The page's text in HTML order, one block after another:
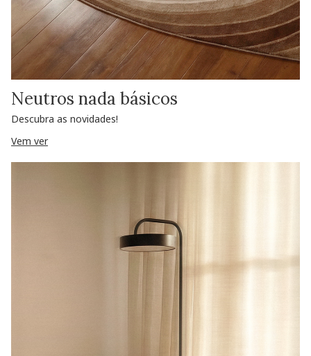
Neutros nada básicos
Descubra as novidades!
Vem ver